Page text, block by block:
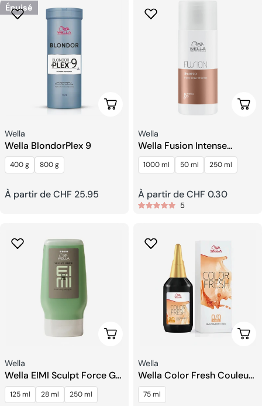
Épuisé
Choisissez Les Options
Fournisseur:
Wella
Wella BlondorPlex 9
400 g 800 g
Prix
À partir de CHF 25.95
Fournisseur:
Wella
Wella Fusion Intense
Shampooing Réparateur
1000 ml 50 ml 250 ml
Prix
À partir de CHF 0.30
5
Choisissez Les Options
Fournisseur:
Wella
Wella EIMI Sculpt Force Gel
De Mousse
125 ml 28 ml 250 ml
Fournisseur:
Wella
Wella Color Fresh Couleur
Semi-Permanente Liquide
75 ml